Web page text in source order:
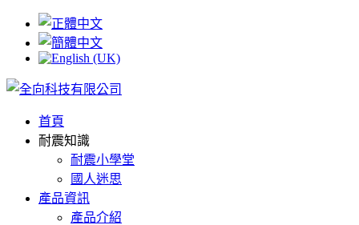
首頁
耐震知識
耐震小學堂
國人迷思
產品資訊
產品介紹
耐震、抗震不能只是噱頭，也
良心，因為家是最值得保護的
制震不如耐震，抗震不如卸震
為你我維護最安全的家
卸震鋼甲RBone